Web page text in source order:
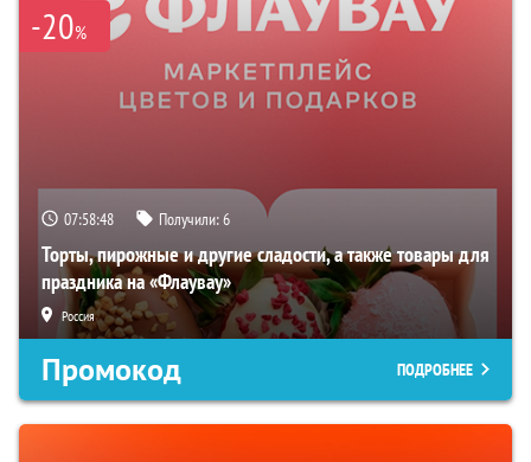
-20%
07:58:47 Получили:6
Торты, пирожные и другие сладости, а также товары для
праздника на «Флаувау»
Россия
Промокод ПОДРОБНЕЕ